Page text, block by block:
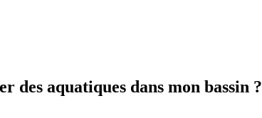
des aquatiques dans mon bassin ?